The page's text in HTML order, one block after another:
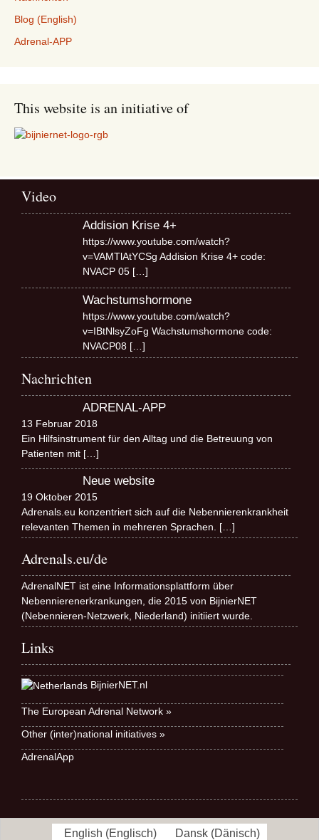
Blog (English)
Adrenal-APP
This website is an initiative of
Video
Addision Krise 4+
https://www.youtube.com/watch?
v=VAMTlAtYCSg Addision Krise 4+ code:
NVACP 05[…]
Wachstumshormone
https://www.youtube.com/watch?
v=IBtNlsyZoFg Wachstumshormone code:
NVACP08 […]
Nachrichten
ADRENAL-APP
13 Februar 2018
Ein Hilfsinstrument für den Alltag und die Betreuung von
Patienten mit […]
Neue website
19 Oktober 2015
Adrenals.eu konzentriert sich auf die Nebennierenkrankheit
relevanten Themen in mehreren Sprachen. […]
Adrenals.eu/de
AdrenalNET ist eine Informationsplattform über
Nebennierenerkrankungen, die 2015 von BijnierNET
(Nebennieren-Netzwerk, Niederland) initiiert wurde.
Links
BijnierNET.nl
The European Adrenal Network »
Other (inter)national initiatives »
AdrenalApp
English (Englisch) Dansk(Dänisch)